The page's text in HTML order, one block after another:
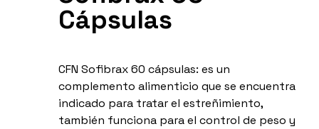
Cápsulas
CFN Sofibrax 60 cápsulas: es un
complemento alimenticio que se encuentra
indicado para tratar el estreñimiento,
también funciona para el control de peso y